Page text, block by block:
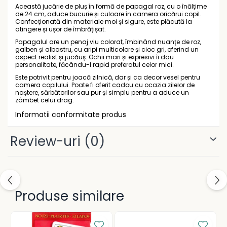
Rucsacuri școlare și casual
Ghiozdane pentru grădinită
Trollere pentru copii
Penare
Penare echipate
Penare neechipate
Penare tip etui
Acuarele și pensule școlare
Acuarele școlare și Tempera
Pahare și palete pictură
Gramatică și vocabulare
Această jucărie de pluș în formă de papagal roz, cu o înălțime
de 24 cm, aduce bucurie și culoare în camera oricărui copil.
Confecționată din materiale moi și sigure, este plăcută la
atingere și ușor de îmbrățișat.
Papagalul are un penaj viu colorat, îmbinând nuanțe de roz,
galben și albastru, cu aripi multicolore și cioc gri, oferind un
aspect realist și jucăuș. Ochii mari și expresivi îi dau
personalitate, făcându-l rapid preferatul celor mici.
Este potrivit pentru joacă zilnică, dar și ca decor vesel pentru
camera copilului. Poate fi oferit cadou cu ocazia zilelor de
naștere, sărbătorilor sau pur și simplu pentru a aduce un
zâmbet celui drag.
Informatii conformitate produs
Review-uri (0)
Produse similare